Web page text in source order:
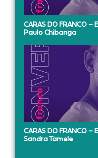
CARAS DO FRANCO
Paulo Chibanga
CARAS DO FRANCO
Sandra Tamele